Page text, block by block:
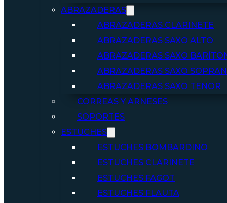
ABRAZADERAS
ABRAZADERAS CLARINETE
ABRAZADERAS SAXO ALTO
ABRAZADERAS SAXO
ABRAZADERAS SAXO
ABRAZADERAS SAXO TENOR
CORREAS Y ARNESES
SOPORTES
ESTUCHES
ESTUCHES BOMBARDINO
ESTUCHES CLARINETE
ESTUCHES FAGOT
ESTUCHES FLAUTA